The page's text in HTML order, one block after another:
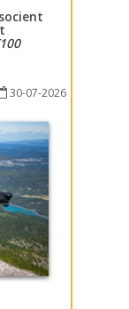
30-07-2026